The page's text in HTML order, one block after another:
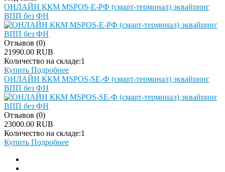
ОНЛАЙН ККМ MSPOS-E-РФ (смарт-терминал) эквайринг
ВПП без ФН
Отзывов (0)
21990.00 RUB
Количество на складе:1
Купить Подробнее
ОНЛАЙН ККМ MSPOS-SE-Ф (смарт-терминал) эквайринг
ВПП без ФН
Отзывов (0)
23000.00 RUB
Количество на складе:1
Купить Подробнее